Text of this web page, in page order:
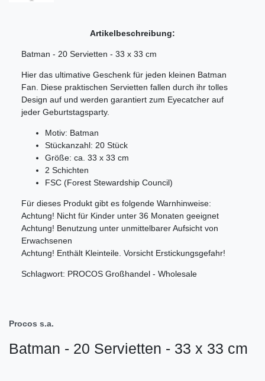
Artikelbeschreibung:
Batman - 20 Servietten - 33 x 33 cm
Hier das ultimative Geschenk für jeden kleinen Batman
Fan. Diese praktischen Servietten fallen durch ihr tolles
Design auf und werden garantiert zum Eyecatcher auf
jeder Geburtstagsparty.
Motiv: Batman
Stückanzahl: 20 Stück
Größe: ca. 33 x 33 cm
2 Schichten
FSC (Forest Stewardship Council)
Für dieses Produkt gibt es folgende Warnhinweise:
Achtung! Nicht für Kinder unter 36 Monaten geeignet
Achtung! Benutzung unter unmittelbarer Aufsicht von
Erwachsenen
Achtung! Enthält Kleinteile. Vorsicht Erstickungsgefahr!
Schlagwort: PROCOS Großhandel - Wholesale
Procos s.a.
Batman - 20 Servietten - 33 x 33 cm